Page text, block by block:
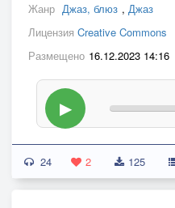
Жанр Джаз, блюз , Джаз
Лицензия Creative Commons
Размещено 16.12.2023 14:16
▶
24 2 125